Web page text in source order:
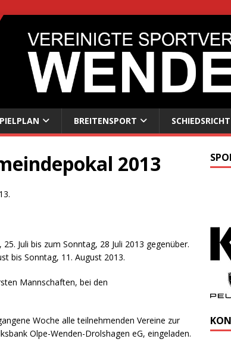
BREITENSPORT
2013
Juli bis zum Sonntag, 28 Juli 2013 gegenüber.
bis Sonntag, 11. August 2013.
Mannschaften, bei den
Woche alle teilnehmenden Vereine zur
Olpe-Wenden-Drolshagen eG, eingeladen.